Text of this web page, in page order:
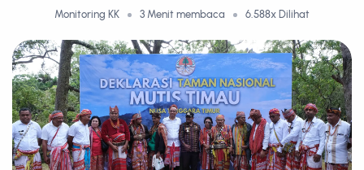
Monitoring KK 3 Menit membaca 6.588x Dilihat
BERITA